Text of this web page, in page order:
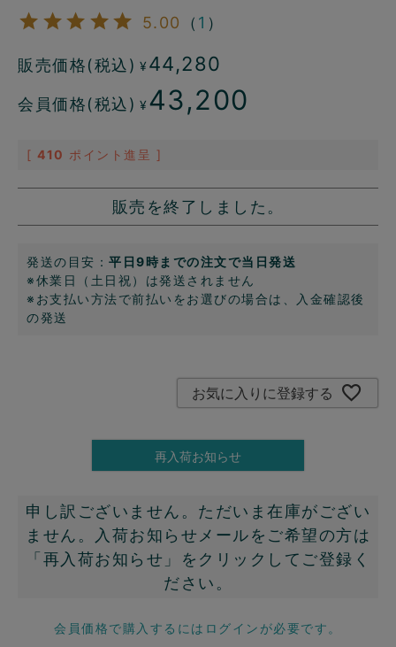
5.00 （ 1 ）
販売価格(税込) ¥ 44,280
会員価格(税込) ¥ 43,200
[ 410 ポイント進呈 ]
販売を終了しました。
発送の目安： 平日9時までの注文で当日発送
※休業日（土日祝）は発送されません
※お支払い方法で前払いをお選びの場合は、入金確認後
の発送
お気に入りに登録する
再入荷お知らせ
申し訳ございません。ただいま在庫がござい
ません。入荷お知らせメールをご希望の方は
「再入荷お知らせ」をクリックしてご登録く
ださい。
会員価格で購入するにはログインが必要です。